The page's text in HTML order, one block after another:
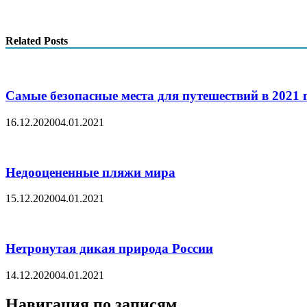
Related Posts
Самые безопасные места для путешествий в 2021
16.12.202004.01.2021
Недооцененные пляжи мира
15.12.202004.01.2021
Нетронутая дикая природа России
14.12.202004.01.2021